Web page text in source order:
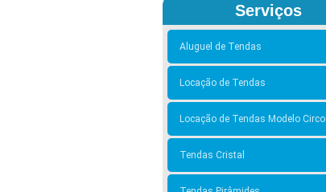
Serviços
Aluguel de Tendas
Locação de Tendas
Locação de Tendas Modelo Circo
Tendas Cristal